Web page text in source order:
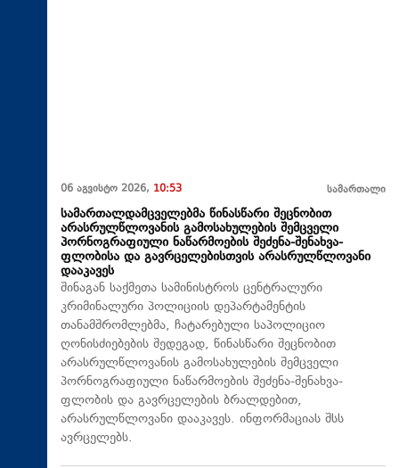
06 აგვისტო 2026, 10:53 სამართალი
სამართალდამცველებმა წინასწარი შეცნობით
არასრულწლოვანის გამოსახულების შემცველი
პორნოგრაფიული ნაწარმოების შეძენა-შენახვა-
ფლობისა და გავრცელებისთვის არასრულწლოვანი
დააკავეს
შინაგან საქმეთა სამინისტროს ცენტრალური
კრიმინალური პოლიციის დეპარტამენტის
თანამშრომლებმა, ჩატარებული საპოლიციო
ღონისძიებების შედეგად, წინასწარი შეცნობით
არასრულწლოვანის გამოსახულების შემცველი
პორნოგრაფიული ნაწარმოების შეძენა-შენახვა-
ფლობის და გავრცელების ბრალდებით,
არასრულწლოვანი დააკავეს. ინფორმაციას შსს
ავრცელებს.